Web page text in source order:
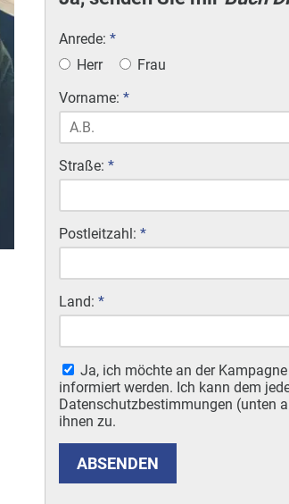
Anrede:*
Herr
Frau
Vorname:*
Straße:*
Postleitzahl:*
Land:*
Ja, ich möchte an der
informiert werden. Ich kann dem
Datenschutzbestimmungen (unten
ihnen zu.
ABSENDEN